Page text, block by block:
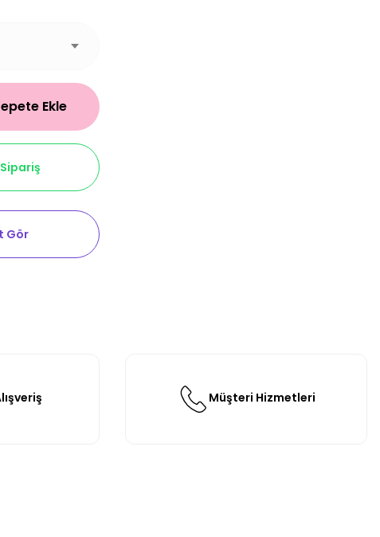
Ekle
Gör
Müşteri Hizmetleri